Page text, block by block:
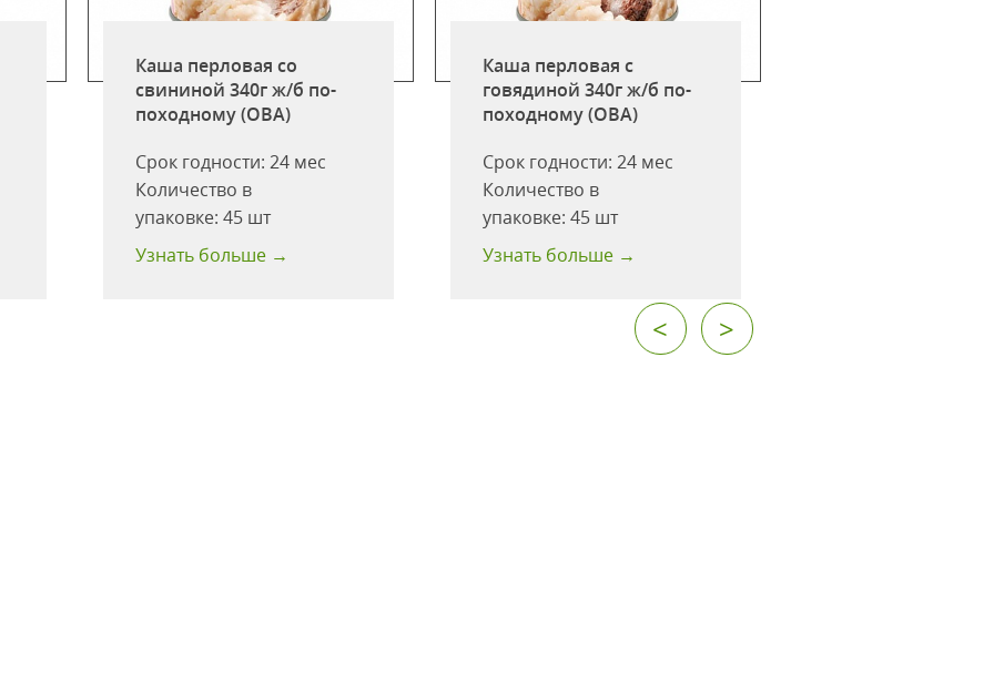
Каша перловая со
свининой 340г ж/б по-
походному (ОВА)
Срок годности:24 мес
Количество в
упаковке:45 шт
Узнать больше →
Каша перловая с
говядиной 340г ж/б по-
походному (ОВА)
Срок годности:24 мес
Количество в
упаковке:45 шт
Узнать больше →
< >